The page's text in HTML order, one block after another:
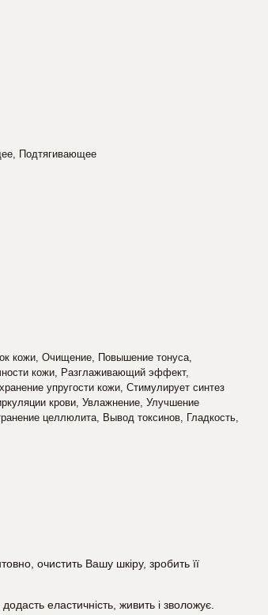
Подтягивающее
кожи, Очищение, Повышение тонуса,
кожи, Разглаживающий эффект,
упругости кожи, Стимулирует синтез
крови, Увлажнение, Улучшение
целлюлита, Вывод токсинов, Гладкость,
очистить Вашу шкіру, зробить її
еластичність, живить і зволожує.